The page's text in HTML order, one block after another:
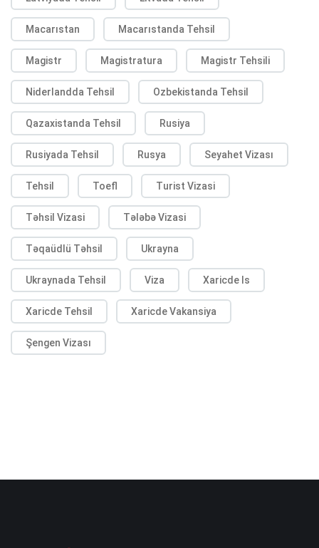
Macarıstan Macarıstanda Tehsil
Magistr Magistratura Magistr Tehsili
Niderlandda Tehsil Ozbekistanda Tehsil
Qazaxistanda Tehsil Rusiya
Rusiyada Tehsil Rusya Seyahet Vizası
Tehsil Toefl Turist Vizasi
Təhsil Vizasi Tələbə Vizasi
Təqaüdlü Təhsil Ukrayna
Ukraynada Tehsil Viza Xaricde Is
Xaricde Tehsil Xaricde Vakansiya
Şengen Vizası